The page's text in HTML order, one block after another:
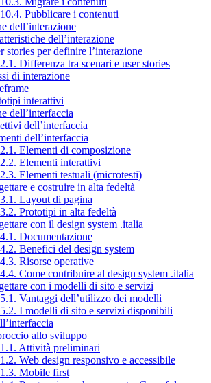
Pubblicare i contenuti
dell’interazione
dell’interazione
stories per definire l’interazione
Differenza tra scenari e user stories
di interazione
interattivi
dell’interfaccia
dell’interfaccia
dell’interfaccia
Elementi di composizione
Elementi interattivi
Elementi testuali (microtesti)
e costruire in alta fedeltà
Layout di pagina
Prototipi in alta fedeltà
con il design system .italia
Documentazione
Benefici del design system
Risorse operative
Come contribuire al design system .italia
con i modelli di sito e servizi
Vantaggi dell’utilizzo dei modelli
I modelli di sito e servizi disponibili
allo sviluppo
Attività preliminari
Web design responsivo e accessibile
Mobile first